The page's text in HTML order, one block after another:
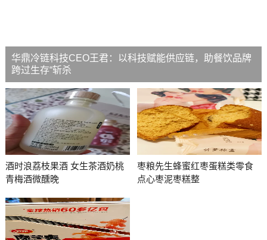
华鼎冷链科技CEO王君：以科技赋能供应链，助餐饮品牌
跨过生存“斩杀
酒时浪荔枝果酒 女生茶酒奶桃
青梅酒微醺晚
枣粮先生蜂蜜红枣蛋糕类零食
点心枣泥枣糕整